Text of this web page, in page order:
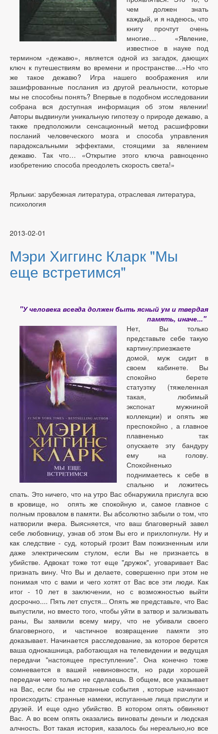
чем должен знать
каждый, и я надеюсь, что
книгу прочтут очень
многие… «Явление,
известное в науке под
термином «дежавю», является одной из загадок, дающих
ключ к путешествиям во времени и пространстве…»Но что
же такое дежавю? Игра нашего воображения или
зашифрованные послания из другой реальности, которые
мы не способны понять? Впервые в подобном исследовании
собрана вся доступная информация об этом явлении!
Авторы выдвинули уникальную гипотезу о природе дежавю, а
также предположили сенсационный метод расшифровки
посланий человеческого мозга и способа управления
парадоксальными эффектами, стоящими за явлением
дежавю. Так что… «Открытие этого ключа равноценно
изобретению способа преодолеть скорость света!»
Ярлыки: зарубежная литература, отраслевая литература,
психология
2013-02-01
Мэри Хиггинс Кларк "Мы
еще встретимся"
"У человека всегда должен быть ясный ум и твердая
память, иначе..."
Нет, Вы только
представьте себе такую
картину:приезжаете
домой, муж сидит в
своем кабинете. Вы
спокойно берете
статуэтку (тяжеленная
такая, любимый
экспонат мужниной
коллекции) и опять же
преспокойно , а главное
плавненько так
опускаете эту бандуру
ему на голову.
Спокойненько
поднимаетесь к себе в
спальню и ложитесь
спать. Это ничего, что на утро Вас обнаружила прислуга всю
в кровище, но опять же спокойную и, самое главное с
полным провалом в памяти. Вы абсолютно забыли о том, что
натворили вчера. Выясняется, что ваш благоверный завел
себе любовницу, узнав об этом Вы его и прихлопнули. Ну и
как следствие - суд, который грозит Вам пожизненным или
даже электрическим стулом, если Вы не признаетсь в
убийстве. Адвокат тоже тот еще "дружок", уговаривает Вас
признать вину. Что Вы и делаете, совершенно при этом не
понимая что с вами и чего хотят от Вас все эти люди. Как
итог - 10 лет в заключении, но с возможностью выйти
досрочно.... Пять лет спустя... Опять же представьте, что Вас
выпустили, но вместо того, чтобы уйти в затвор и зализывать
раны, Вы заявили всему миру, что не убивали своего
благоверного, и частичное возвращение памяти это
доказывает. Начинается расследование, за которое берется
ваша однокашница, работающая на телевидении и ведущая
передачи "настоящее преступление". Она конечно тоже
сомневается в вашей невиновности, но ради хорошей
передачи чего только не сделаешь. В общем, все указывает
на Вас, если бы не странные события , которые начинают
происходить: странные намеки, испуганные лица прислуги и
друзей. И еще одно убийство. В котором опять обвиняют
Вас. А во всем опять оказались виноваты деньги и людская
алчность. Вот такая история, казалось бы нереально,но все